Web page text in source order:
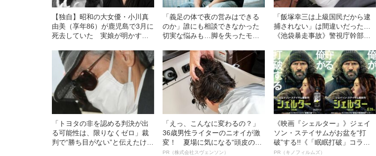
【独自】昭和の大女優・小川真
由美（享年86）が鹿児島で3月に
死去していた 実娘が明かす
「義足の体で夜の営みはできる
のか」誰にも相談できなかった
切実な悩みも…脚を失ったモデ
運がいい」と言えるワケ
「飯塚幸三は上級国民だから逮
捕されない」は間違いだった…
《池袋暴走事故》警視庁幹部が
も逮捕を見送った理由
「トヨタの非を認める判決が出
る可能性は、限りなくゼロ」裁
判で“勝ち目がない”と伝えたけれ
「えっ、こんなに変わるの？」
36歳男性ライターのニオイが激
変！ 夏場に気になる“頭皮のニ
オイ”や“ベタつき”を解消す
PR（株式会社スヴェンソン）
《映画『シェルター』》ジェイ
ソン・ステイサムがお盆を“打
破”する!!《「眠眠打破」コラ
ボ》
PR（キノフィルムズ）